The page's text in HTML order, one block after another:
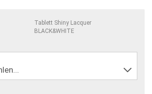
Tablett Shiny Lacquer
BLACK&WHITE